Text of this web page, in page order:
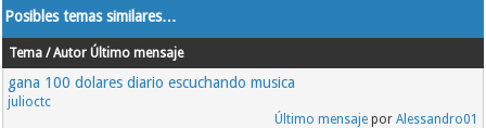
Posibles temas similares…
Tema / Autor Último mensaje
gana 100 dolares diario escuchando musica
julioctc
Último mensajepor Alessandro01